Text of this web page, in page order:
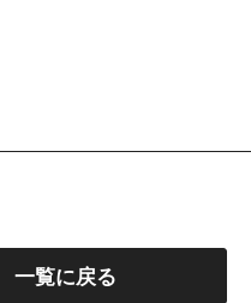
一覧に戻る